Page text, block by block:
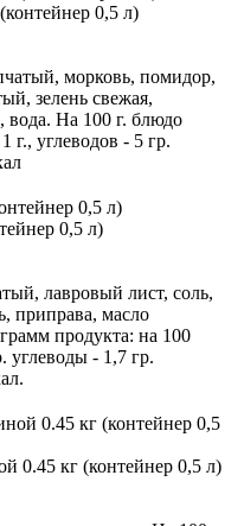
0,5 л)
морковь, помидор,
зелень свежая,
вода. На 100 г. блюдо
г., углеводов - 5 гр.
0,5 л)
лавровый лист, соль,
приправа, масло
продукта: на 100
углеводы - 1,7 гр.
0.45 кг (контейнер 0,5 л)